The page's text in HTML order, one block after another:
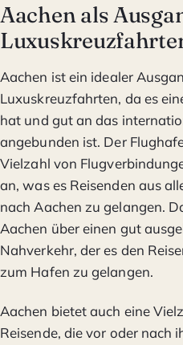
Aachen als
Aachen ist ein idealer
Luxuskreuzfahrten, da es
hat und gut an das
angebunden ist. Der
Vielzahl von
an, was es Reisenden aus
nach Aachen zu gelangen.
Aachen über einen gut
Nahverkehr, der es den
zum Hafen zu gelangen.
Aachen bietet auch eine
Reisende, die vor oder nach